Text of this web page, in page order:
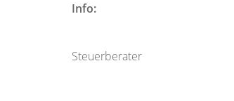
Info:
Steuerberater